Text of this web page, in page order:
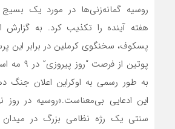
روسیه گمانه‌زنی‌ها در مورد یک
هفته آینده را تکذیب کرد. به گزارش
پسکوف، سخنگوی کرملین در برابر این
پوتین از
به طور رسمی به اوکراین اعلان جنگ
این ادعایی بی‌معناست.»روسیه در
سنتی یک رژه نظامی بزرگ در میدان